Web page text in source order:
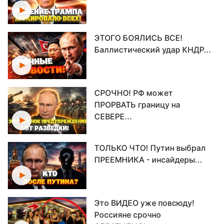
ЭТОГО БОЯЛИСЬ ВСЕ!
Баллистический удар КНДР...
СРОЧНО! РФ может
ПРОРВАТЬ границу на
СЕВЕРЕ...
ТОЛЬКО ЧТО! Путин выбрал
ПРЕЕМНИКА - инсайдеры...
Это ВИДЕО уже повсюду!
Россияне срочно